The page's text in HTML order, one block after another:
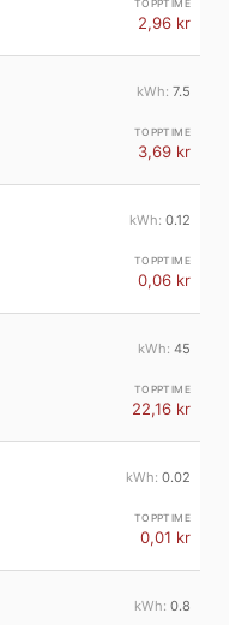
2,96 kr
7.5
3,69 kr
0.12
0,06 kr
45
22,16 kr
0.02
0,01 kr
0.8